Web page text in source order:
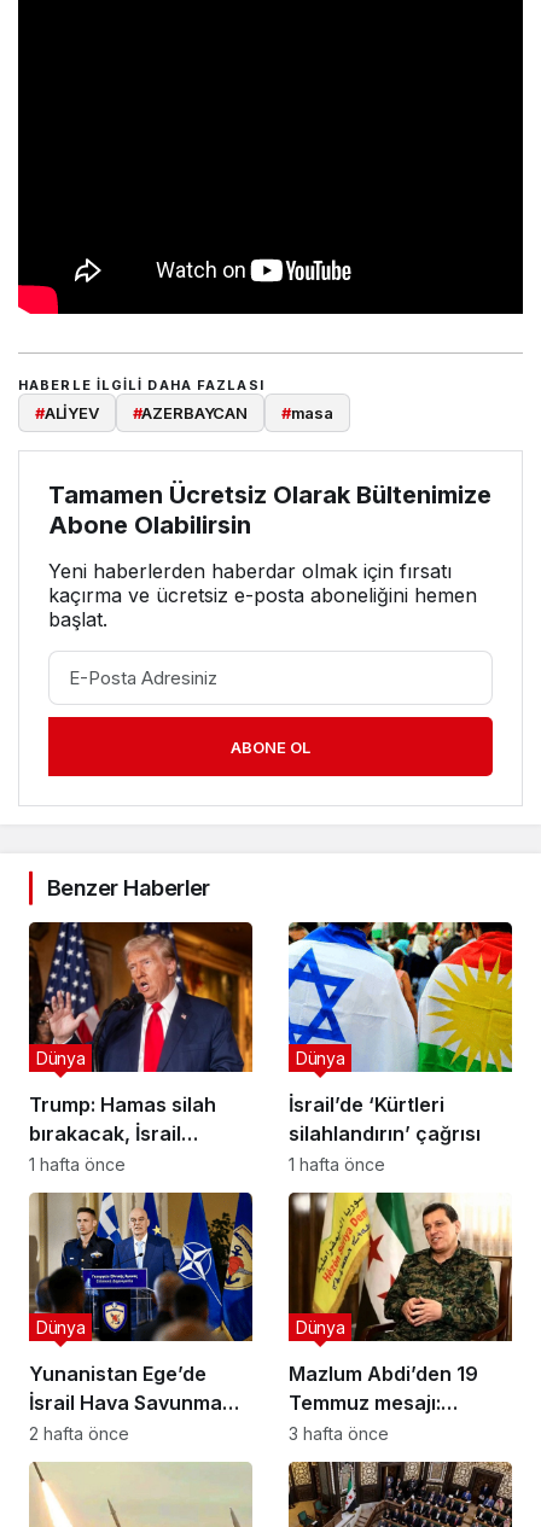
HABERLE ILGILI DAHA FAZLASI
#ALİYEV #AZERBAYCAN #masa
Tamamen Ücretsiz Olarak Bültenimize
Abone Olabilirsin
Yeni haberlerden haberdar olmak için fırsatı
kaçırma ve ücretsiz e-posta aboneliğini hemen
başlat.
ABONE OL
Benzer Haberler
Trump: Hamas silah
bırakacak, İsrail
Gazze’den çekilecek
Dünya
1 hafta önce
İsrail’de ‘Kürtleri
silahlandırın’ çağrısı
Dünya
1 hafta önce
Yunanistan Ege’de
İsrail Hava Savunma
Kalkanı Kuruyor: Yeni
Savunma Paketinde
Neler Var?
Dünya
2 hafta önce
Mazlum Abdi’den 19
Temmuz mesajı:
Demokratik ve çoğulcu
Suriye vurgusu
Dünya
3 hafta önce